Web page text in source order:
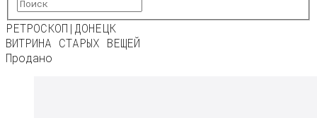
РЕТРОСКОП|ДОНЕЦК
ВИТРИНА СТАРЫХ ВЕЩЕЙ
Продано